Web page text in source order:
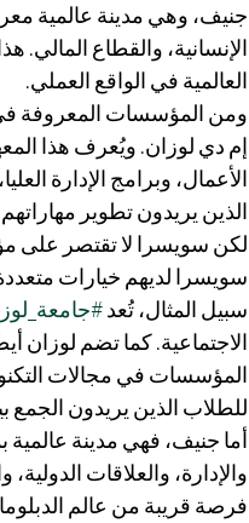
جنيف، وهي مدينة عالمية
الإنسانية، والقطاع
العالمية في الواقع العملي.
ومن المؤسسات المعروفة
إم دي لوزان. ويُعرف هذا
الأعمال، وبرامج الإدارة
الذين يريدون تطوير مهاراتهم
لكن سويسرا لا تقتصر على
سويسرا لديهم خيارات
سبيل المثال، تُعد
الاجتماعية. كما تضم لوزان
المؤسسات في مجالات
للطلاب الذين يريدون الجمع
أما جنيف، فهي مدينة عالمية
والإدارة، والعلاقات
فرصة قريبة من عالم